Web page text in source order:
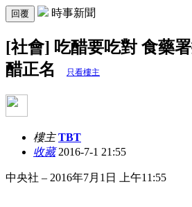
回覆 時事新聞
[社會] 吃醋要吃對 食藥
醋正名
只看樓主
樓主 TBT
收藏2016-7-1 21:55
中央社 – 2016年7月1日 上午11:55